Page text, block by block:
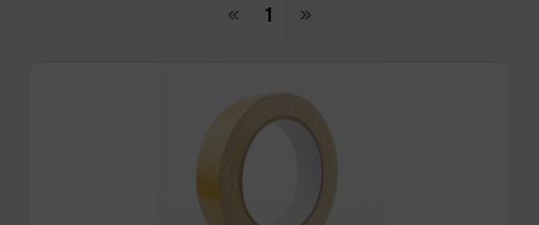
« 1 »